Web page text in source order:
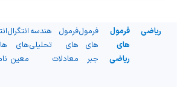
ریاضی
فرمول
های
ریاضی
فرمول
های
جبر
فرمول
های
معادلات
هندسه
تحلیلی
انتگرال
های
معین